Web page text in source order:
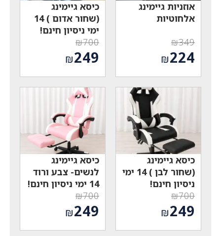
אוזניות גיימינג
אלחוטיות
₪349
המחיר
המקורי
היה:
₪349.
₪224
הנוכחי
כיסא גיימינג
(שחור אדום ) 14
ימי ניסיון חינם!
₪700
המחיר
המקורי
היה:
₪700.
₪249
הנוכחי
הוא:
₪249.
כיסא גיימינג
(שחור לבן ) 14 ימי
ניסיון חינם!
₪700
המחיר
המקורי
היה:
₪249
כיסא גיימינג
לנשים- צבע ורוד
14 ימי ניסיון חינם!
₪700
המחיר
המקורי
היה:
₪249